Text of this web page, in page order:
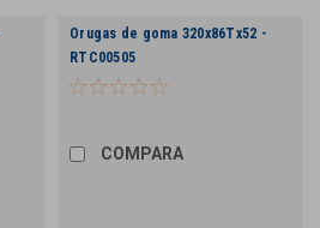
Orugas de goma 320x86Tx52 -
RTC00505
COMPARA